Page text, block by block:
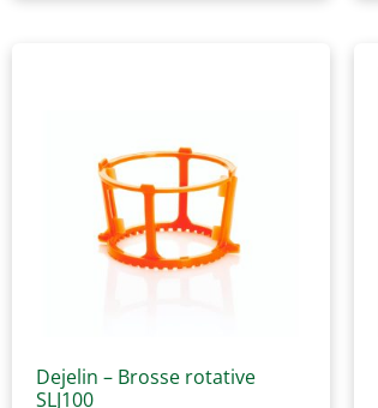
Dejelin – Brosse rotative
SLJ100